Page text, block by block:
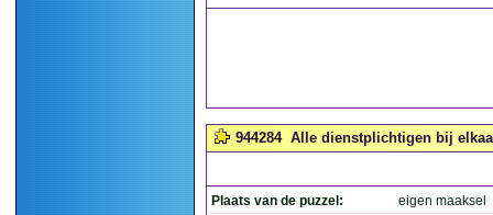
944284 Alle dienstplichtigen bij
Plaats van de puzzel:
eigen maaksel